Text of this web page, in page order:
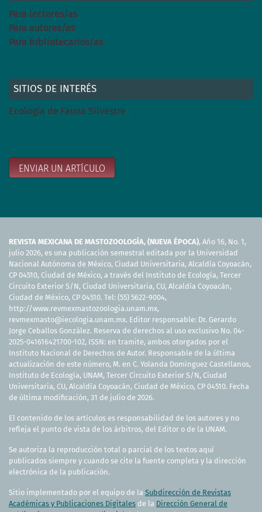
Para lectores/as
Para autores/as
Para bibliotecarios/as
SITIOS DE INTERÉS
Ecología de Fauna Silvestre
ENVIAR UN ARTÍCULO
REVISTA MEXICANA DE MASTOZOOLOGÍA, (NUEVA ÉPOCA), Año 16, No. 1,
julio 2026, es una publicación semestral editada por la Universidad
Nacional Autónoma de México, Ciudad Universitaria, Alcaldía Coyoacán,
CP 04510, Ciudad de México, a través del Instituto de Ecología, Tercer
Circuito Exterior S/N, Ciudad Universitaria, CU, Alcaldía Coyoacán,
Ciudad de México, CP 04510. Tel: (55) 5622-9004,
http://www.revmexmastozoologia.unam.mx,
revmexmasto@iecologia.unam.mx. Editor responsable: Dr. Gerardo
Jorge Ceballos González. Reserva de derechos al uso exclusivo No. 04-
2025-041616421700-102, ISSN: en tramite, ambos otorgados por el
Instituto Nacional de Derechos de Autor. Responsable de la última
actualización de este número, M. en C. Yolanda Domínguez Castellanos,
Instituto de Ecología, UNAM, Tercer Circuito Exterior S/N, Ciudad
Universitaria, CU, Alcaldía Coyoacán, Ciudad de México, CP 04510. Fecha
de última modificación, 31 de julio de 2026.
El contenido de los artículos es responsabilidad de los autores y no
refleja el punto de vista de los árbitros, del Editor o de la UNAM.
Se autoriza la reproducción total o parcial de los textos aquí
publicados siempre y cuando se cite la fuente completa y la dirección
electrónica de la publicación.
Sitio implementado por el equipo de la Subdirección de Revistas
Académicas y Publicaciones Digitales de la Dirección General de